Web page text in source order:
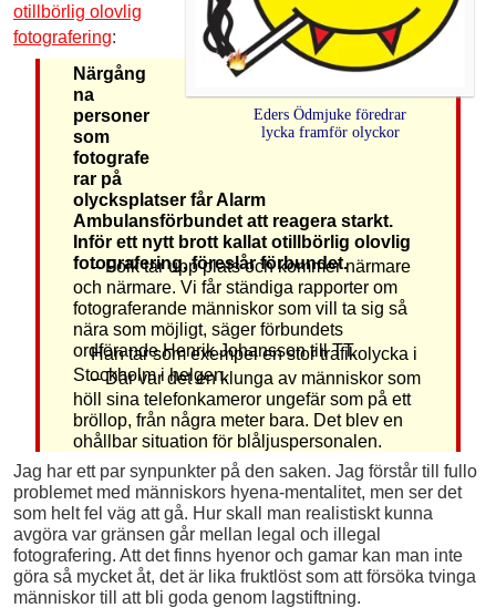
Eders Ödmjuke föredrar
lycka framför olyckor
otillbörlig olovlig
fotografering:
Närgång
na
personer
som
fotografe
rar på
olycksplatser får Alarm
Ambulansförbundet att reagera starkt.
Inför ett nytt brott kallat otillbörlig olovlig
fotografering, föreslår förbundet.
– Folk tar upp plats och kommer närmare
och närmare. Vi får ständiga rapporter om
fotograferande människor som vill ta sig så
nära som möjligt, säger förbundets
ordförande Henrik Johansson till TT.
Han tar som exempel en stor trafikolycka i
Stockholm i helgen.
– Där var det en klunga av människor som
höll sina telefonkameror ungefär som på ett
bröllop, från några meter bara. Det blev en
ohållbar situation för blåljuspersonalen.
Jag har ett par synpunkter på den saken. Jag förstår till fullo
problemet med människors hyena-mentalitet, men ser det
som helt fel väg att gå. Hur skall man realistiskt kunna
avgöra var gränsen går mellan legal och illegal
fotografering. Att det finns hyenor och gamar kan man inte
göra så mycket åt, det är lika fruktlöst som att försöka tvinga
människor till att bli goda genom lagstiftning.